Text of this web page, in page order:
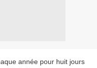
année pour huit jours